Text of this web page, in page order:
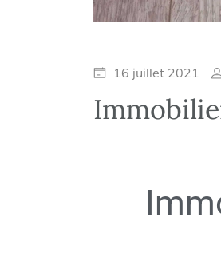
16 juillet 2021